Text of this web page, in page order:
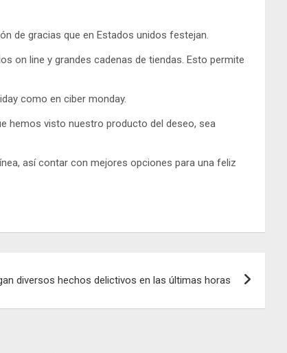
de gracias que en Estados unidos festejan.
on line y grandes cadenas de tiendas. Esto permite
como en ciber monday.
hemos visto nuestro producto del deseo, sea
así contar con mejores opciones para una feliz
diversos hechos delictivos en las últimas horas